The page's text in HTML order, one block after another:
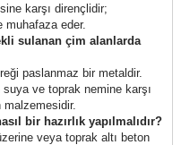
karşı dirençlidir;
muhafaza eder.
sulanan çim alanlarda
paslanmaz bir metaldir.
ve toprak nemine karşı
malzemesidir.
bir hazırlık yapılmalıdır?
veya toprak altı beton